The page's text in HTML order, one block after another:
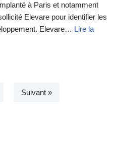
à Paris et notamment
Elevare pour identifier les
Elevare… Lire la
Suivant »